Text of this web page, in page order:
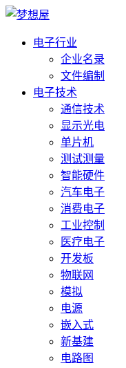
电子行业
企业名录
文件编制
电子技术
通信技术
显示光电
单片机
测试测量
智能硬件
汽车电子
消费电子
工业控制
医疗电子
开发板
物联网
模拟
电源
嵌入式
新基建
电路图